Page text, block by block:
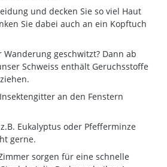
und decken Sie so viel Haut
Sie dabei auch an ein Kopftuch
Wanderung geschwitzt? Dann ab
Schweiss enthält Geruchsstoffe
an den Fenstern
Eukalyptus oder Pfefferminze
gerne.
sorgen für eine schnelle